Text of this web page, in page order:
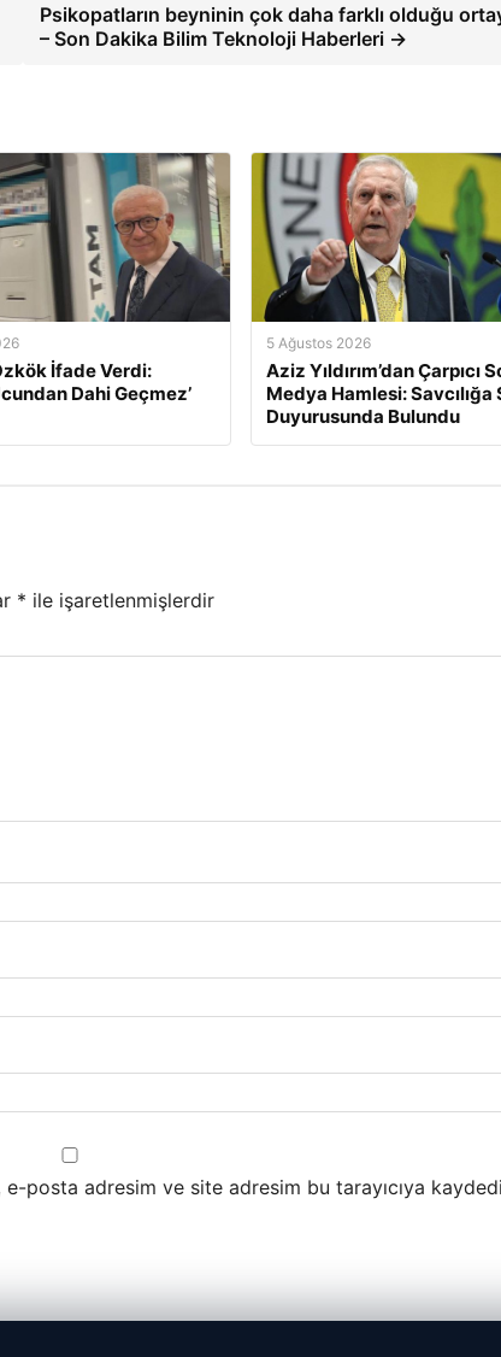
Psikopatların beyninin çok daha farklı olduğu
– Son Dakika Bilim Teknoloji Haberleri →
İfade Verdi:
Dahi Geçmez’
5 Ağustos 2026
Aziz Yıldırım’dan Çarpıcı
Medya Hamlesi: Savcılığa
Duyurusunda Bulundu
* ile işaretlenmişlerdir
e-posta adresim ve site adresim bu tarayıcıya